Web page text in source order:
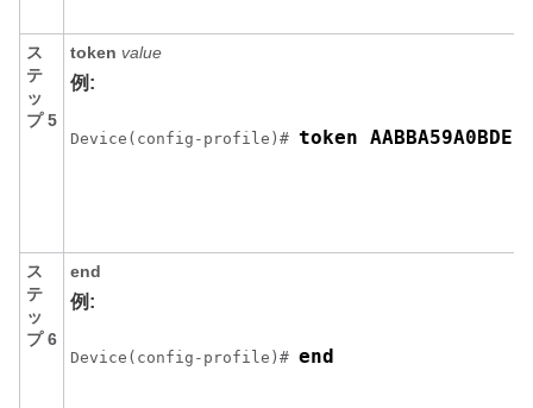
ス
テ
ッ
プ 5
token value
例:
Device(config-profile)# token
ス
テ
ッ
プ 6
end
例:
Device(config-profile)# end